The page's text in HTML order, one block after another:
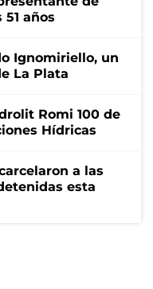
años
Ignomiriello, un
La Plata
Romi 100 de
Hídricas
a las
esta